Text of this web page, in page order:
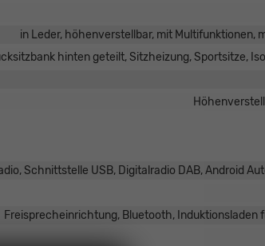
in Leder, höhenverstellbar, mit Multifunktionen,
hinten geteilt, Sitzheizung, Sportsitze,
Schnittstelle USB, Digitalradio DAB, Android
Freisprecheinrichtung, Bluetooth, Induktionsladen